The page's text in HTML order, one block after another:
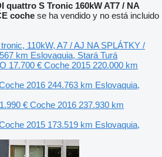
quattro S Tronic 160kW AT7 / NA
coche se ha vendido y no está incluido
110kW, A7 / AJ NA SPLÁTKY /
km Eslovaquia, Stará Turá
17.700 € Coche 2015 220.000 km
2016 244.763 km Eslovaquia,
€ Coche 2016 237.930 km
2015 173.519 km Eslovaquia,